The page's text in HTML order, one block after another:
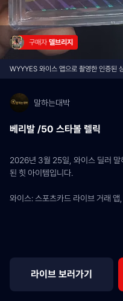
구매자 델브리지
WYYYES 와이스 앱으로 촬영한 인증된
말하는대박
베리발 /50 스타볼 렐릭
2026년 3월 25일, 와이스 딜러 말
된 힛 아이템입니다.
와이스: 스포츠카드 라이브 거래
라이브 보러가기